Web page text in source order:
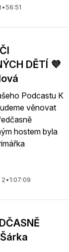
•56:51
DĚTÍ 💜
Podcastu K
věnovat
hostem byla
2•1:07:09